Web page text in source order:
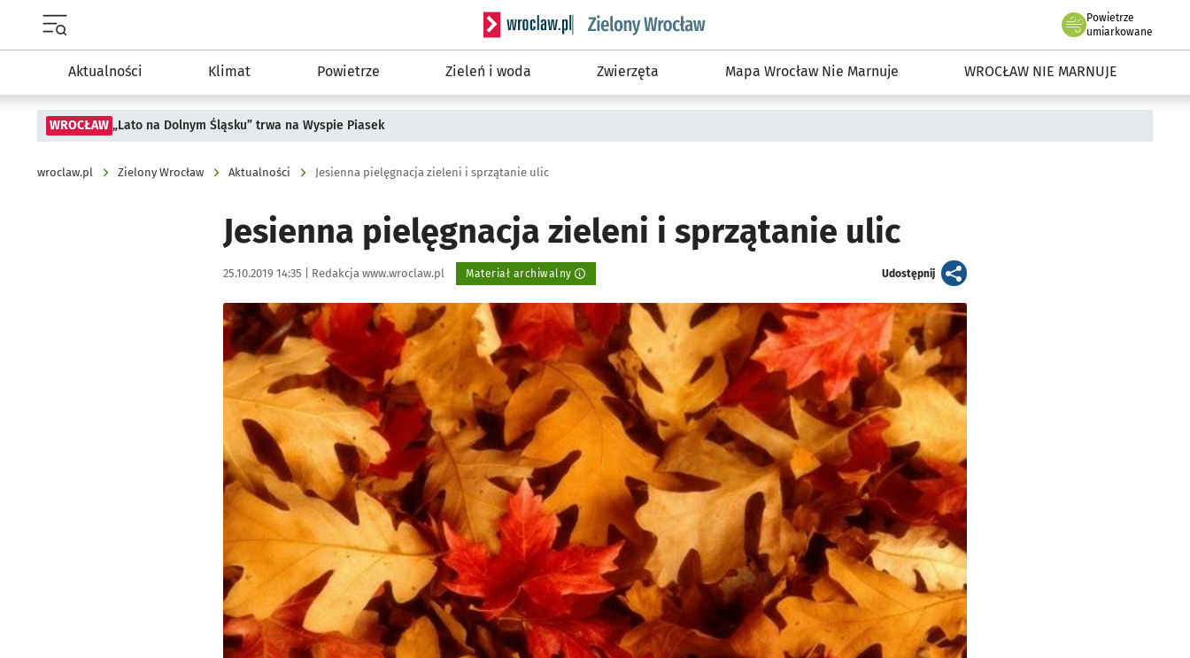
Serwis informacyjny wroclaw.pl podserwis: Środowisko we Wrocławiu
Powietrze
we Wrocławiu
umiarkowane
Aktualności Klimat Powietrze Zieleń i woda Zwierzęta Mapa Wrocław Nie Marnuje WROCŁAW NIE MARNUJE
WROCŁAW „Lato na Dolnym Śląsku” trwa na Wyspie Piasek
wroclaw.pl Zielony Wrocław Aktualności Jesienna pielęgnacja zieleni i sprzątanie ulic
Jesienna pielęgnacja zieleni i sprzątanie ulic
Data publikacji:
25.10.2019 14:35 | Autor:
Redakcja www.wroclaw.pl Materiał archiwalny Udostępnijartykuł
Kliknij, aby powiększyć